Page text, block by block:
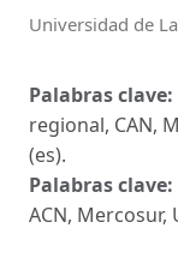
Universidad de
Palabras clave:
regional, CAN,
(es).
Palabras clave:
ACN, Mercosur,